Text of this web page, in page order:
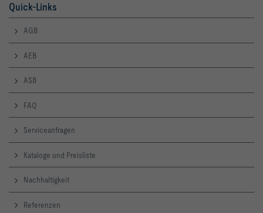
Quick-Links
AGB
AEB
ASB
FAQ
Serviceanfragen
Kataloge und Preisliste
Nachhaltigkeit
Referenzen